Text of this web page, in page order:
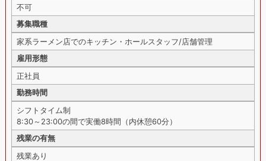
不可
募集職種
家系ラーメン店でのキッチン・ホールスタッフ/店舗管理
雇用形態
正社員
勤務時間
シフトタイム制
8:30～23:00の間で実働8時間（内休憩60分）
残業の有無
残業あり